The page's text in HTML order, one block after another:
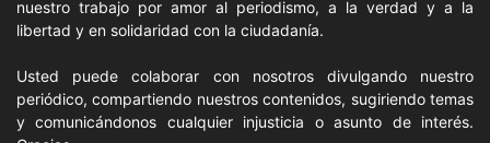
nuestro trabajo por amor al periodismo, a la verdad y a la
libertad y en solidaridad con la ciudadanía.
Usted puede colaborar con nosotros divulgando nuestro
periódico, compartiendo nuestros contenidos, sugiriendo temas
y comunicándonos cualquier injusticia o asunto de interés.